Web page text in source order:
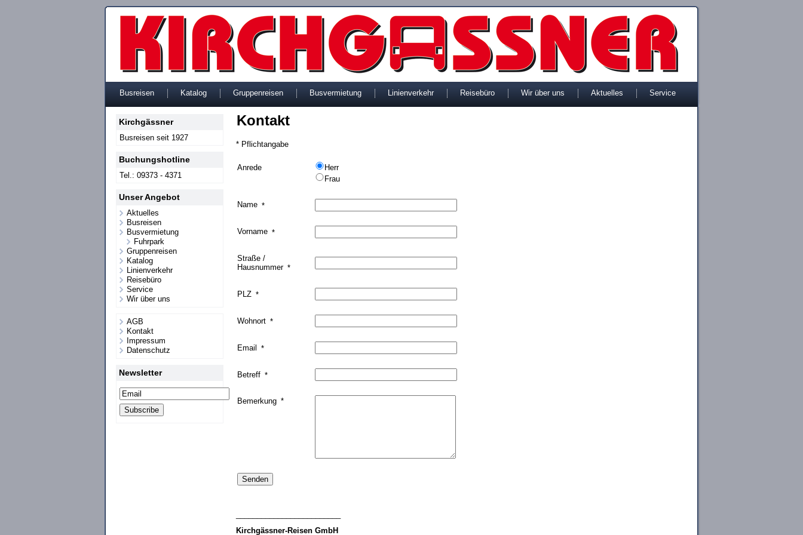
Busreisen Katalog Gruppenreisen Busvermietung Linienverkehr Reisebüro Wir über uns Aktuelles Service
Kirchgässner
Busreisen seit 1927
Buchungshotline
Tel.: 09373 - 4371
Unser Angebot
Aktuelles
Busreisen
Busvermietung
Fuhrpark
Gruppenreisen
Katalog
Linienverkehr
Reisebüro
Service
Wir über uns
AGB
Kontakt
Impressum
Datenschutz
Newsletter
Kontakt
* Pflichtangabe
Anrede
Herr
Frau
Name *
Vorname *
Straße /
Hausnummer *
PLZ *
Wohnort *
Email *
Betreff *
Bemerkung *
Senden
Kirchgässner-Reisen GmbH